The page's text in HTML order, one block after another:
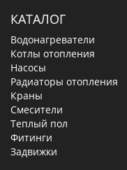
КАТАЛОГ
Водонагреватели
Котлы отопления
Насосы
Радиаторы отопления
Краны
Смесители
Теплый пол
Фитинги
Задвижки